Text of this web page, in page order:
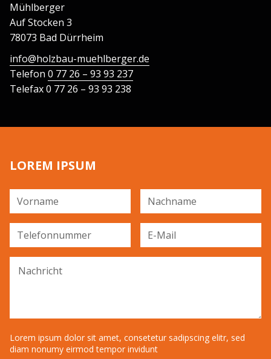
Mühlberger
Auf Stocken 3
78073 Bad Dürrheim
info@holzbau-muehlberger.de
Telefon 0 77 26 – 93 93 237
Telefax 0 77 26 – 93 93 238
Vorname Nachname
Telefonnummer E-Mail
Nachricht
Lorem ipsum dolor sit amet, consetetur sadipscing elitr, sed
diam nonumy eirmod tempor invidunt
LOREM IPSUM